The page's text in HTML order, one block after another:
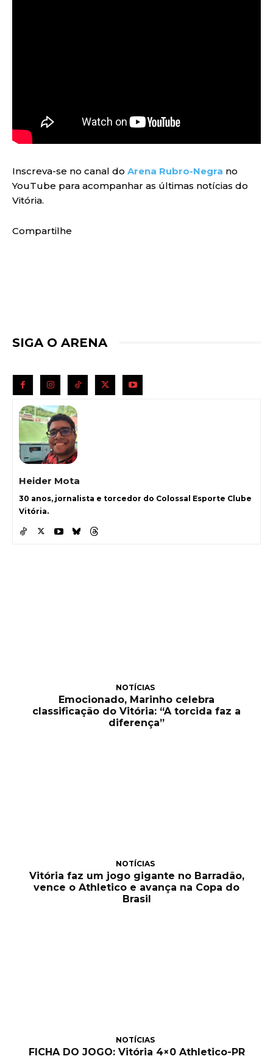
Inscreva-se no canal do Arena Rubro-Negra no
YouTube para acompanhar as últimas notícias do
Vitória.
Compartilhe
SIGA O ARENA
Heider Mota
30 anos, jornalista e torcedor do Colossal Esporte Clube
Vitória.
NOTÍCIAS
Emocionado, Marinho celebra
classificação do Vitória: “A torcida faz a
diferença”
NOTÍCIAS
Vitória faz um jogo gigante no Barradão,
vence o Athletico e avança na Copa do
Brasil
NOTÍCIAS
FICHA DO JOGO: Vitória 4×0 Athletico-PR